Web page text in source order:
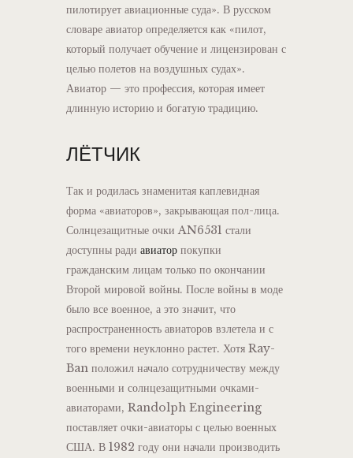
пилотирует авиационные суда». В русском
словаре авиатор определяется как «пилот,
который получает обучение и лицензирован с
целью полетов на воздушных судах».
Авиатор — это профессия, которая имеет
длинную историю и богатую традицию.
ЛЁТЧИК
Так и родилась знаменитая каплевидная
форма «авиаторов», закрывающая пол-лица.
Солнцезащитные очки AN6531 стали
доступны ради авиатор покупки
гражданским лицам только по окончании
Второй мировой войны. После войны в моде
было все военное, а это значит, что
распространенность авиаторов взлетела и с
того времени неуклонно растет. Хотя Ray-
Ban положил начало сотрудничеству между
военными и солнцезащитными очками-
авиаторами, Randolph Engineering
поставляет очки-авиаторы с целью военных
США. В 1982 году они начали производить